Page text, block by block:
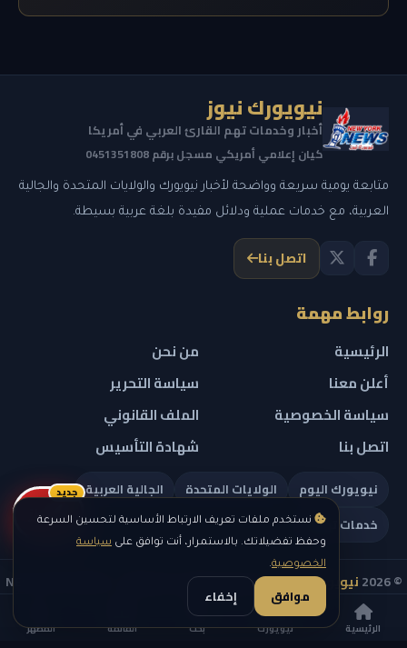
الرئيسية نيويورك بحث القائمة المظهر
نستخدم ملفات تعريف الارتباط الأساسية لتحسين السرعة
وحفظ تفضيلاتك. بالاستمرار، أنت توافق على سياسة
الخصوصية.
موافق إخفاء
نيويورك نيوز
أخبار وخدمات تهم القارئ العربي في أمريكا
كيان إعلامي أمريكي مسجل برقم 0451351808
متابعة يومية سريعة وواضحة لأخبار نيويورك والولايات المتحدة والجالية
العربية، مع خدمات عملية ودلائل مفيدة بلغة عربية بسيطة.
اتصل بنا
روابط مهمة
الرئيسية
من نحن
أعلن معنا
سياسة التحرير
سياسة الخصوصية
الملف القانوني
اتصل بنا
شهادة التأسيس
نيويورك اليوم الولايات المتحدة
الجالية العربية
خدمات تهمك
© 2026 نيويورك نيوز
— جميع الحقوق محفوظة — NEW YORK NEWS
IN ARABIC LLC — رقم التسجيل 0451351808
ريلز
جديد